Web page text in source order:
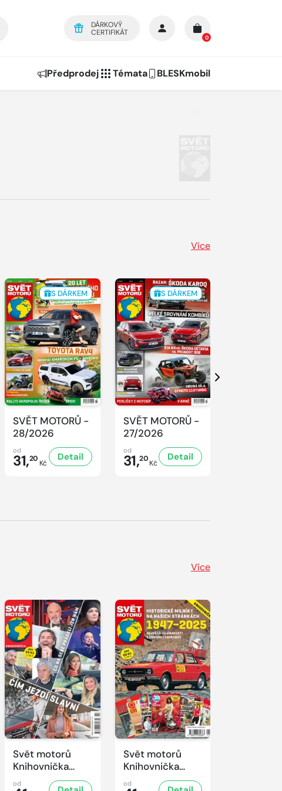
DÁRKOVÝ
CERTIFIKÁT
0
Předprodej Témata BLESKmobil
Více
S DÁRKEM
SVĚT MOTORŮ -
28/2026
od
31,20 Kč
Detail
S DÁRKEM
SVĚT MOTORŮ -
27/2026
od
31,20Kč
Detail
Další
Více
Svět motorů
Knihovnička
2/2025
od
Svět motorů
Knihovnička
1/2025
od